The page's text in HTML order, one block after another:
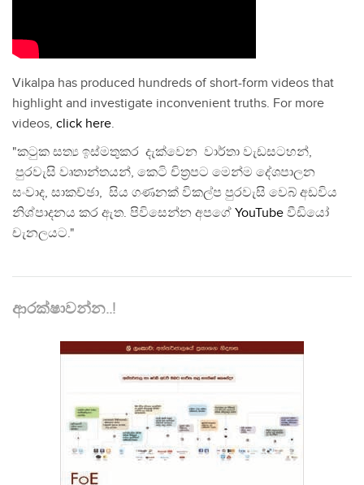
Vikalpa has produced hundreds of short-form videos that
highlight and investigate inconvenient truths. For more
videos, click here.
"කටුක සත්‍ය ඉස්මතුකර දැක්වෙන වාර්තා වැඩසටහන්,
පුරවැසි වෘතාන්තයන්, කෙටි චිත්‍රපට මෙන්ම දේශපාලන
සංවාද, සාකච්ඡා, සිය ගණනක් විකල්ප පුරවැසි වෙබ් අඩවිය
නිශ්පාදනය කර ඇත. පිවිසෙන්න අපගේ YouTube වීඩියෝ
චැනලයට."
ආරක්ෂාවන්න..!